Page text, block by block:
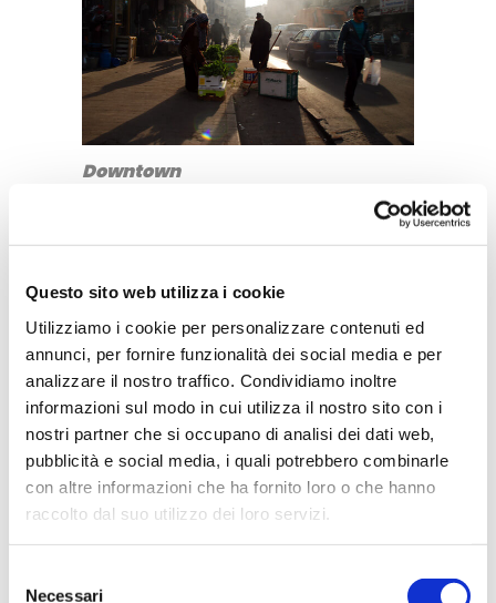
Questo sito web utilizza i cookie
Utilizziamo i cookie per personalizzare contenuti ed
annunci, per fornire funzionalità dei social media e per
analizzare il nostro traffico. Condividiamo inoltre
informazioni sul modo in cui utilizza il nostro sito con i
nostri partner che si occupano di analisi dei dati web,
pubblicità e social media, i quali potrebbero combinarle
con altre informazioni che ha fornito loro o che hanno
raccolto dal suo utilizzo dei loro servizi.
Necessari
Downtown
gallerie d’arte e di
design(quelle che ho amato di più
sono elencate qui
– visitare i dintorni di Amman, in
particolare il sito archeologico di
Iraq Al-Amir (qui potete leggere
la mia esperienza)
Chiudo gli occhi e sento ancora il
canto.